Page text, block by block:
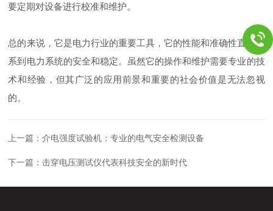
要定期对设备进行校准和维护。
总的来说，它是电力行业的重要工具，它的性能和准确性直接关
系到电力系统的安全和稳定。虽然它的操作和维护需要专业的技
术和经验，但其广泛的应用前景和重要的社会价值是无法忽视
的。
上一篇：介电强度试验机：专业的电气安全检测设备
下一篇：击穿电压测试仪代表科技安全的新时代